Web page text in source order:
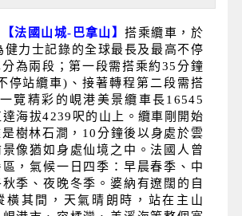
【法國山城- 巴拿山】搭乘纜車，於
健力士記錄的全球最長及最高不停
為兩段；第一段需搭乘約35分鐘
停站纜車)、接著轉程第二段需搭
覽精彩的峴港美景纜車長16545
達海拔4239呎的山上。纜車剛開始
樹林石澗，10分鐘後以身處於雲
像猶如身處仙境之中。法國人曾
，氣候一日四季：早晨春季、中
季、夜晚冬季。婆納有遼闊的自
橫其間，天氣晴朗時，站在主山